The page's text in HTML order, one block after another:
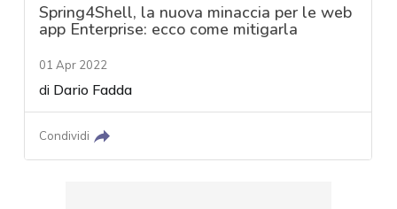
Spring4Shell, la nuova minaccia per le web
app Enterprise: ecco come mitigarla
01 Apr 2022
di Dario Fadda
Condividi